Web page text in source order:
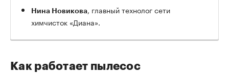
Нина Новикова, главный технолог сети
химчисток «Диана».
Как работает пылесос